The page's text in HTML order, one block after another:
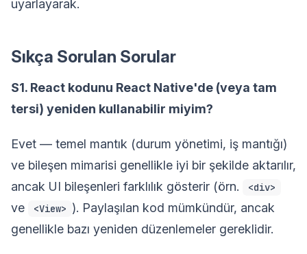
uyarlayarak.
Sıkça Sorulan Sorular
S1. React kodunu React Native'de (veya tam
tersi) yeniden kullanabilir miyim?
Evet — temel mantık (durum yönetimi, iş mantığı)
ve bileşen mimarisi genellikle iyi bir şekilde aktarılır,
ancak UI bileşenleri farklılık gösterir (örn.
<div>
ve <View> ). Paylaşılan kod mümkündür, ancak
genellikle bazı yeniden düzenlemeler gereklidir.